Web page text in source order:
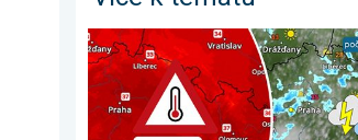
Teploty porostou až ke 39